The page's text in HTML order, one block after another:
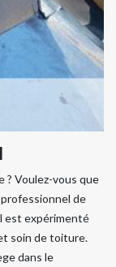
Voulez-vous que
de
est expérimenté
soin de toiture.
dans le